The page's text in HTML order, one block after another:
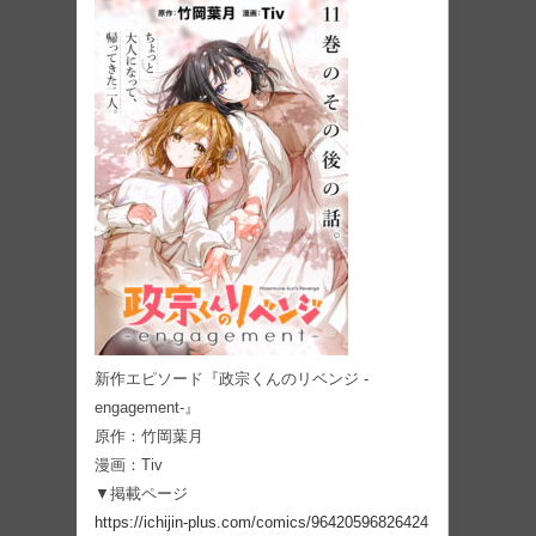
新作エピソード『政宗くんのリベンジ -
engagement-』
原作：竹岡葉月
漫画：Tiv
▼掲載ページ
https://ichijin-plus.com/comics/96420596826424